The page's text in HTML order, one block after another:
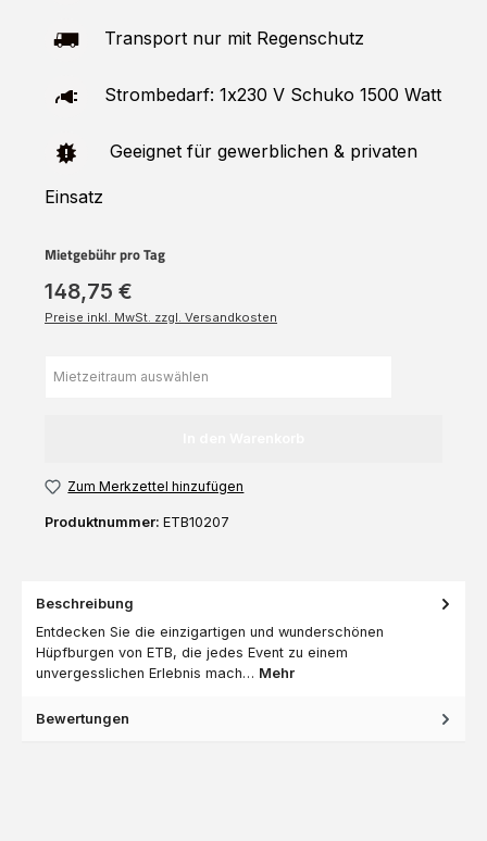
Transport nur mit Regenschutz
Strombedarf: 1x230 V Schuko 1500 Watt
Geeignet für gewerblichen & privaten
Einsatz
Mietgebühr pro Tag
148,75 €
Preise inkl. MwSt. zzgl. Versandkosten
Zum Merkzettel hinzufügen
Produktnummer: ETB10207
Beschreibung
Entdecken Sie die einzigartigen und wunderschönen
Hüpfburgen von ETB, die jedes Event zu einem
unvergesslichen Erlebnis mach… Mehr
Bewertungen